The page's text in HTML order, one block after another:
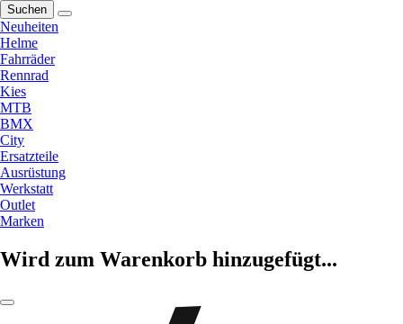
Suchen
Neuheiten
Helme
Fahrräder
Rennrad
Kies
MTB
BMX
City
Ersatzteile
Ausrüstung
Werkstatt
Outlet
Marken
Wird zum Warenkorb hinzugefügt...